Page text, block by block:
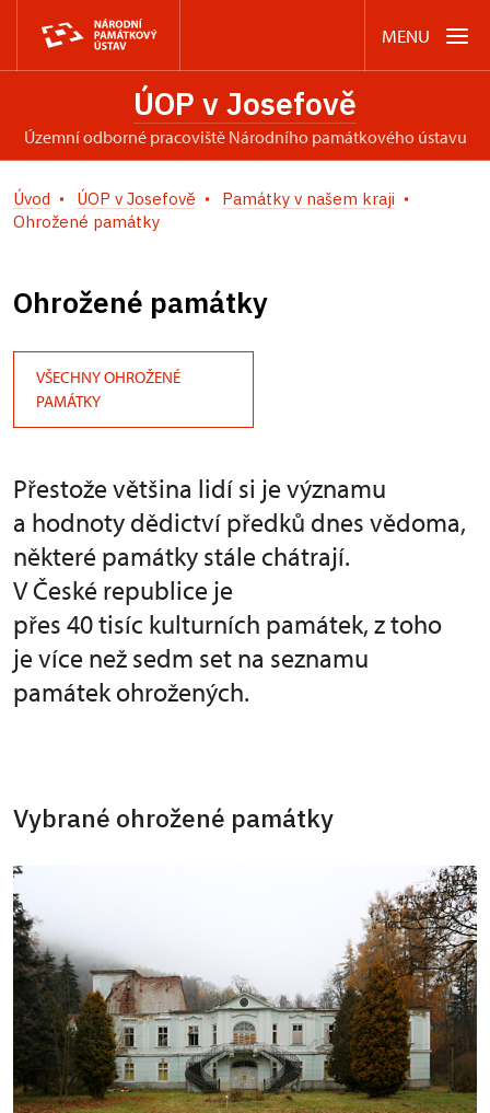
MENU
ÚOP v Josefově
územní odborné pracoviště Národního památkového ústavu
Úvod ÚOP v Josefově
Památky v našem kraji
Ohrožené památky
Ohrožené památky
VŠECHNY OHROŽENÉ
PAMÁTKY
Přestože většina lidí si je významu
a hodnoty dědictví předků dnes vědoma,
některé památky stále chátrají.
V České republice je
přes 40 tisíc kulturních památek, z toho
je více než sedm set na seznamu
památek ohrožených.
Vybrané ohrožené památky